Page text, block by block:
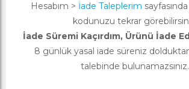
Hesabım > İade Taleplerim
kodunuzu tekrar
İade Süremi Kaçırdım, Ürünü İade
8 günlük yasal iade süreniz
talebinde bulunamazsınız.